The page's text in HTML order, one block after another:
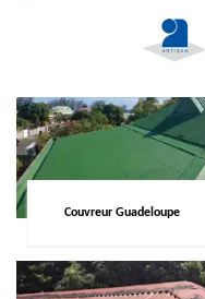
Couvreur Guadeloupe